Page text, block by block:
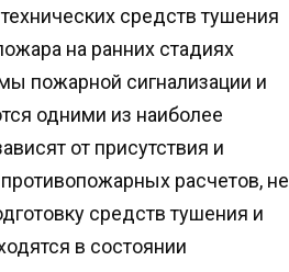
средств тушения
на ранних стадиях
пожарной сигнализации и
одними из наиболее
от присутствия и
расчетов, не
средств тушения и
в состоянии